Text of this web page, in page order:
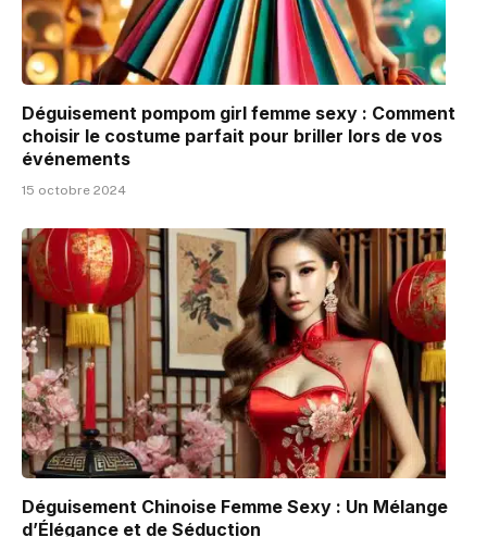
Déguisement pompom girl femme sexy : Comment
choisir le costume parfait pour briller lors de vos
événements
15 octobre 2024
Déguisement Chinoise Femme Sexy : Un Mélange
d’Élégance et de Séduction